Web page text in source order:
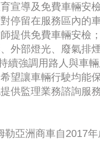
宣導及免費車輛安
停留在服務區內的
提供免費車輛安檢
外部燈光、廢氣排
續強調用路人與車
望讓車輛行駛均能
供監理業務諮詢服
勒亞洲商車自2017年